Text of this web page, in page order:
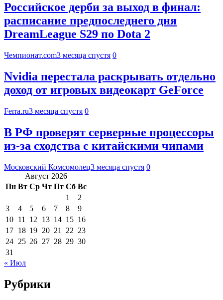
Российское дерби за выход в финал:
расписание предпоследнего дня
DreamLeague S29 по Dota 2
Чемпионат.com3 месяца спустя 0
Nvidia перестала раскрывать отдельно
доход от игровых видеокарт GeForce
Ferra.ru3 месяца спустя 0
В РФ проверят серверные процессоры
из-за сходства с китайскими чипами
Московский Комсомолец3 месяца спустя 0
Август 2026
Пн Вт Ср Чт Пт Сб Вс
1
2
3
4 5 6 7 8
9
10 11 12 13 14 15 16
17 18 19 20 21 22 23
24 25 26 27 28 29 30
31
« Июл
Рубрики